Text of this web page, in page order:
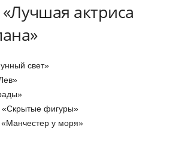
актриса
свет»
фигуры»
у моря»